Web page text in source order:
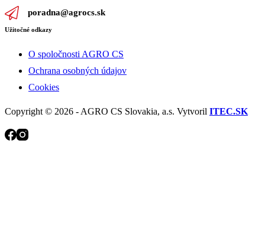
poradna@agrocs.sk
Užitočné odkazy
O spoločnosti AGRO CS
Ochrana osobných údajov
Cookies
Copyright © 2026 - AGRO CS Slovakia, a.s. Vytvoril ITEC.SK